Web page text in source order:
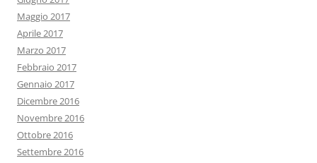
Maggio 2017
Aprile 2017
Marzo 2017
Febbraio 2017
Gennaio 2017
Dicembre 2016
Novembre 2016
Ottobre 2016
Settembre 2016